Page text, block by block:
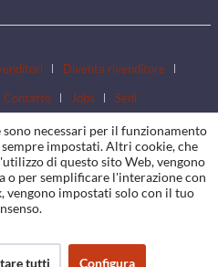
Diventa rivenditore
Contatto Jobs Sedi
necessari per il funzionamento
impostati. Altri cookie, che
di questo sito Web, vengono
per semplificare l'interazione con
vengono impostati solo con il tuo
tutti Configura